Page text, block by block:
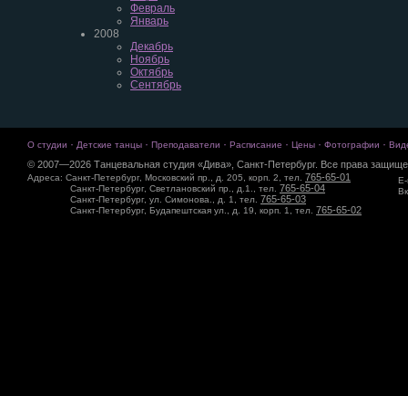
Февраль
Январь
2008
Декабрь
Ноябрь
Октябрь
Сентябрь
О студии · Детские танцы · Преподаватели · Расписание · Цены · Фотографии ·
© 2007—2026 Танцевальная студия «Дива», Санкт-Петербург. Все права
Адреса: Санкт-Петербург, Московский пр., д. 205, корп. 2, тел. 765-65-01
Санкт-Петербург, Светлановский пр., д.1., тел. 765-65-04
Санкт-Петербург, ул. Симонова., д. 1, тел. 765-65-03
Санкт-Петербург, Будапештская ул., д. 19, корп. 1, тел. 765-65-02